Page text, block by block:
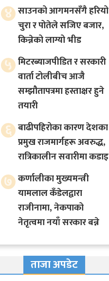
४ साउनको आगमनसँगै हरियो
चुरा र पोतेले सजिए बजार,
किन्नेको लाग्यो भीड
५ मिटरब्याजपीडित र सरकारी
वार्ता टोलीबीच आजै
सम्झौतापत्रमा हस्ताक्षर हुने
तयारी
६ बाढीपहिरोका कारण देशका
प्रमुख राजमार्गहरू अवरुद्ध,
रात्रिकालीन सवारीमा कडाइ
७ कर्णालीका मुख्यमन्त्री
यामलाल कँडेलद्वारा
राजीनामा, नेकपाको
नेतृत्वमा नयाँ सरकार बन्ने
ताजा अपडेट